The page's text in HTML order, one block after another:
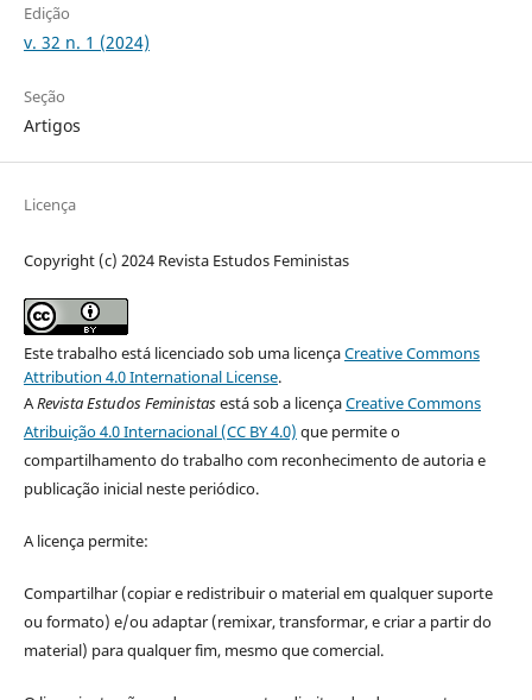
Edição
v. 32 n. 1 (2024)
Seção
Artigos
Licença
Copyright (c) 2024 Revista Estudos Feministas
Este trabalho está licenciado sob uma licençaCreative Commons
Attribution 4.0 International License.
ARevista Estudos Feministasestá sob a licençaCreative Commons
Atribuição 4.0 Internacional (CC BY 4.0) que permite o
compartilhamento do trabalho com reconhecimento de autoria e
publicação inicial neste periódico.
A licença permite:
Compartilhar (copiar e redistribuir o material em qualquer suporte
ou formato) e/ou adaptar (remixar, transformar, e criar a partir do
material) para qualquer fim, mesmo que comercial.